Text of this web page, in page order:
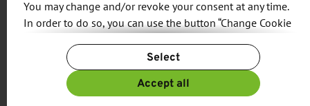
Anhand von Fallbeispielen erhalten Sie in dem
Webinar einen Überblick zu erbrechtlichen Themen,
die im Zuge einer Unternehmensnachfolge nicht
aus den Augen verloren werden sollten.
You may change and/or revoke your consent at any time.
In order to do so, you can use the button “Change Cookie
For more information, please see our
Privacy Policy.
Additional information can be found in our
Imprint
Select
Accept all